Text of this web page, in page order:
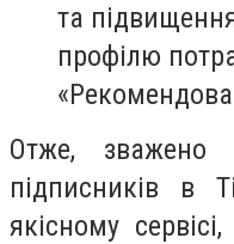
та
профілю
Отже, зважено
підписників в
якісному